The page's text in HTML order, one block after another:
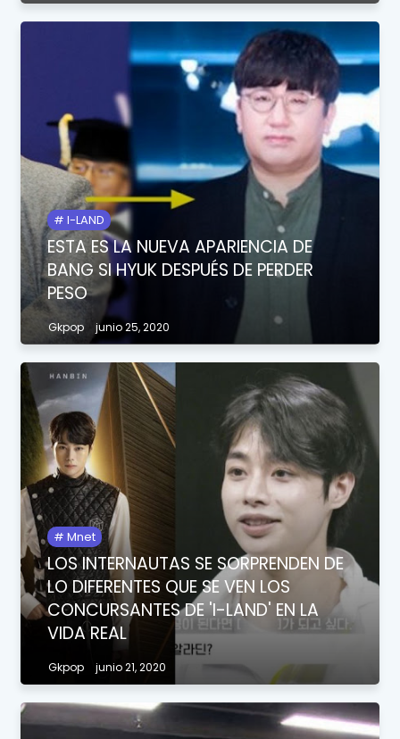
I-LAND
ESTA ES LA NUEVA APARIENCIA DE
BANG SI HYUK DESPUÉS DE PERDER
PESO
Gkpop junio 25, 2020
Mnet
LOS INTERNAUTAS SE SORPRENDEN DE
LO DIFERENTES QUE SE VEN LOS
CONCURSANTES DE 'I-LAND' EN LA
VIDA REAL
Gkpop junio 21, 2020